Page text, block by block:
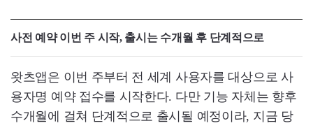
사전 예약 이번 주 시작, 출시는 수개월 후 단계적으로
왓츠앱은 이번 주부터 전 세계 사용자를 대상으로 사
용자명 예약 접수를 시작한다. 다만 기능 자체는 향후
수개월에 걸쳐 단계적으로 출시될 예정이라, 지금 당